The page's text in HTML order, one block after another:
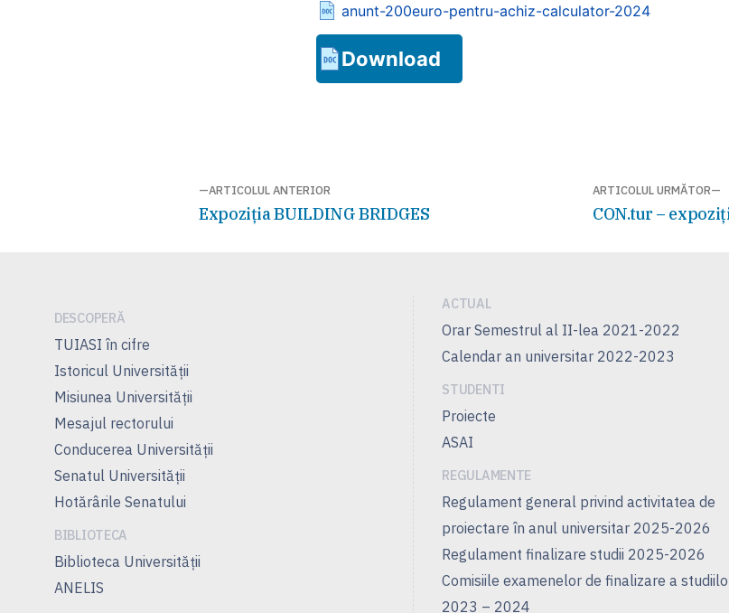
anunt-200euro-pentru-achiz-calculator-2024
Download
ARTICOLUL ANTERIOR
Articolul
Expoziția BUILDING BRIDGES
ARTICOLUL URMĂTOR
Articolul
CON.tur –
DESCOPERĂ
TUIASI în cifre
Istoricul Universităţii
Misiunea Universităţii
Mesajul rectorului
Conducerea Universităţii
Senatul Universității
Hotărârile Senatului
BIBLIOTECA
Biblioteca Universității
ANELIS
ACTUAL
Orar Semestrul al II-lea 2021-2022
Calendar an universitar 2022-2023
STUDENTI
Proiecte
ASAI
REGULAMENTE
Regulament general privind activitatea de
proiectare în anul universitar 2025-2026
Regulament finalizare studii 2025-2026
Comisiile examenelor de finalizare a
2023 – 2024